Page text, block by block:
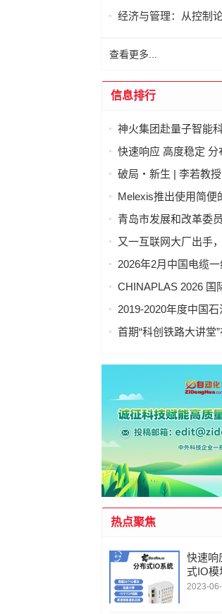
经济与管理：从控制
查看更多...
信息排行
神火集团赴量子智能
能化矿山新未来
快速响应 高度稳定
池制造的优势揭秘 |
EtherCAT、Ethernet/
种协议
破局・新生 | 李若教
打破 30 年垄断，国
Melexis推出使用简便
芯片，助力三相风扇
青岛市发展和改革委
到国创中心调研指导
又一互联网大厂出手
一轮数亿元A1轮融资
2026年2月中国电缆
防火电缆国内一线品
CHINAPLAS 2026 国
幕！5,000余家全球展
2019-2020年度中国
行业科学技术奖拟授
首期“科创铁路大讲堂
人工智能驱动新一代
热点聚焦
快速响
式IO模
优势揭
2023-